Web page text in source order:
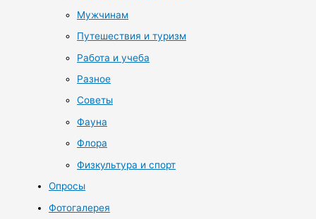
Мужчинам
Путешествия и туризм
Работа и учеба
Разное
Советы
Фауна
Флора
Физкультура и спорт
Опросы
Фотогалерея